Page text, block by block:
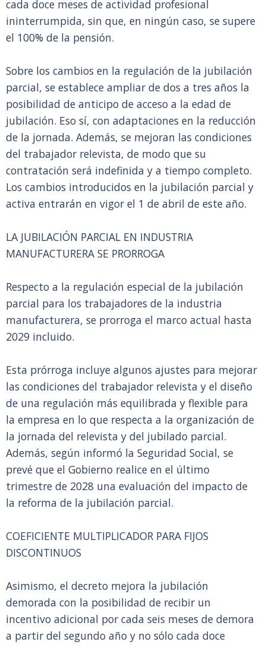
cada doce meses de actividad profesional
ininterrumpida, sin que, en ningún caso, se supere
el 100% de la pensión.
Sobre los cambios en la regulación de la jubilación
parcial, se establece ampliar de dos a tres años la
posibilidad de anticipo de acceso a la edad de
jubilación. Eso sí, con adaptaciones en la reducción
de la jornada. Además, se mejoran las condiciones
del trabajador relevista, de modo que su
contratación será indefinida y a tiempo completo.
Los cambios introducidos en la jubilación parcial y
activa entrarán en vigor el 1 de abril de este año.
LA JUBILACIÓN PARCIAL EN INDUSTRIA
MANUFACTURERA SE PRORROGA
Respecto a la regulación especial de la jubilación
parcial para los trabajadores de la industria
manufacturera, se prorroga el marco actual hasta
2029 incluido.
Esta prórroga incluye algunos ajustes para mejorar
las condiciones del trabajador relevista y el diseño
de una regulación más equilibrada y flexible para
la empresa en lo que respecta a la organización de
la jornada del relevista y del jubilado parcial.
Además, según informó la Seguridad Social, se
prevé que el Gobierno realice en el último
trimestre de 2028 una evaluación del impacto de
la reforma de la jubilación parcial.
COEFICIENTE MULTIPLICADOR PARA FIJOS
DISCONTINUOS
Asimismo, el decreto mejora la jubilación
demorada con la posibilidad de recibir un
incentivo adicional por cada seis meses de demora
a partir del segundo año y no sólo cada doce